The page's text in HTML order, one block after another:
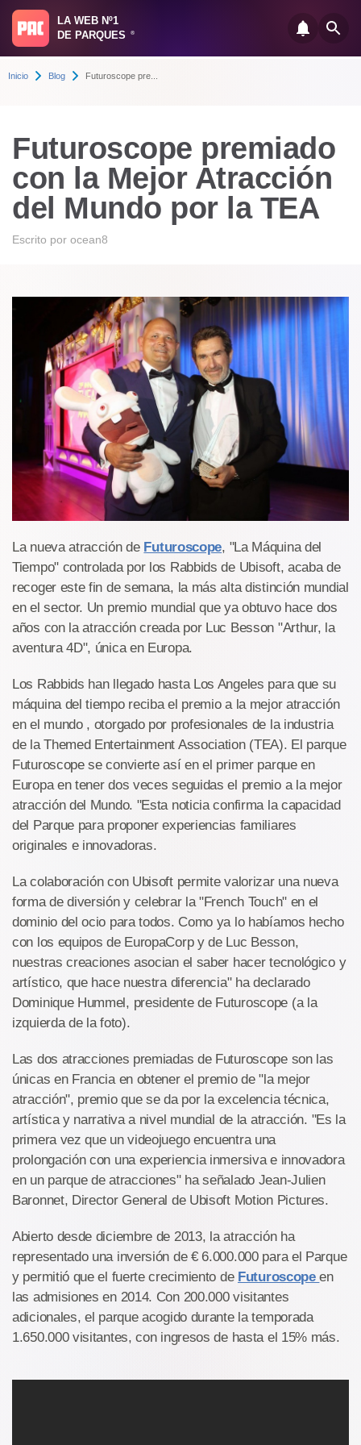
LA WEB Nº1
DE PARQUES
®
Inicio Blog Futuroscope pre...
Futuroscope premiado
con la Mejor Atracción
del Mundo por la TEA
Escrito por ocean8
La nueva atracción de Futuroscope, "La Máquina del
Tiempo" controlada por los Rabbids de Ubisoft, acaba de
recoger este fin de semana, la más alta distinción mundial
en el sector. Un premio mundial que ya obtuvo hace dos
años con la atracción creada por Luc Besson "Arthur, la
aventura 4D", única en Europa.
Los Rabbids han llegado hasta Los Angeles para que su
máquina del tiempo reciba el premio a la mejor atracción
en el mundo , otorgado por profesionales de la industria
de la Themed Entertainment Association (TEA). El parque
Futuroscope se convierte así en el primer parque en
Europa en tener dos veces seguidas el premio a la mejor
atracción del Mundo. "Esta noticia confirma la capacidad
del Parque para proponer experiencias familiares
originales e innovadoras.
La colaboración con Ubisoft permite valorizar una nueva
forma de diversión y celebrar la "French Touch" en el
dominio del ocio para todos. Como ya lo habíamos hecho
con los equipos de EuropaCorp y de Luc Besson,
nuestras creaciones asocian el saber hacer tecnológico y
artístico, que hace nuestra diferencia" ha declarado
Dominique Hummel, presidente de Futuroscope (a la
izquierda de la foto).
Las dos atracciones premiadas de Futuroscope son las
únicas en Francia en obtener el premio de "la mejor
atracción", premio que se da por la excelencia técnica,
artística y narrativa a nivel mundial de la atracción. "Es la
primera vez que un videojuego encuentra una
prolongación con una experiencia inmersiva e innovadora
en un parque de atracciones" ha señalado Jean-Julien
Baronnet, Director General de Ubisoft Motion Pictures.
Abierto desde diciembre de 2013, la atracción ha
representado una inversión de € 6.000.000 para el Parque
y permitió que el fuerte crecimiento de Futuroscopeen
las admisiones en 2014. Con 200.000 visitantes
adicionales, el parque acogido durante la temporada
1.650.000 visitantes, con ingresos de hasta el 15% más.